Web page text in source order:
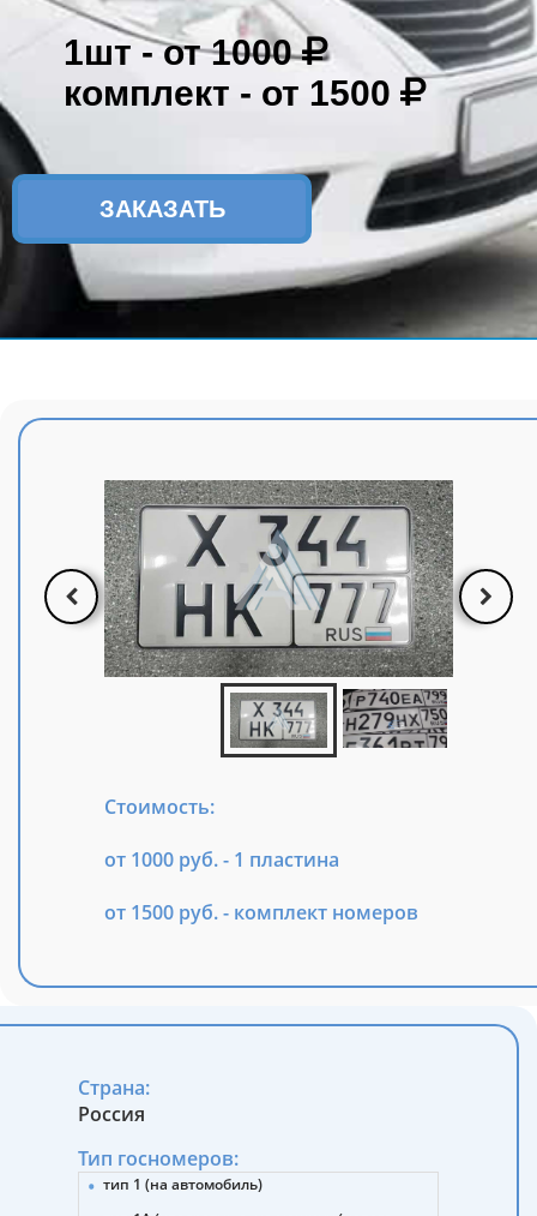
1шт -от 1000
комплект - от 1500
ЗАКАЗАТЬ
Стоимость:
от 1000 руб. - 1 пластина
от 1500 руб. - комплект номеров
Страна:
Россия
Тип госномеров:
тип 1 (на автомобиль)